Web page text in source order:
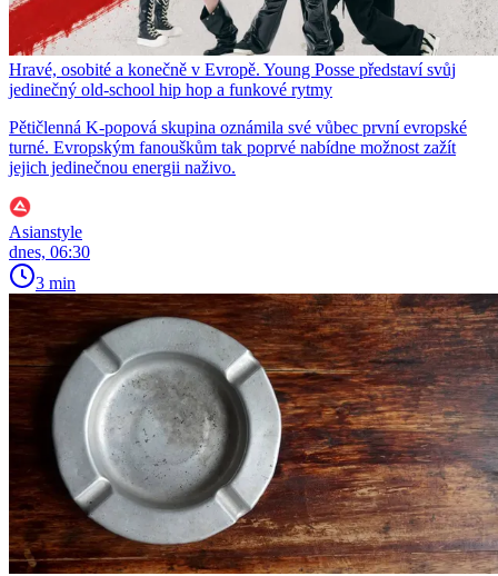
Hravé, osobité a konečně v Evropě. Young Posse představí svůj
jedinečný old-school hip hop a funkové rytmy
Pětičlenná K-popová skupina oznámila své vůbec první evropské
turné. Evropským fanouškům tak poprvé nabídne možnost zažít
jejich jedinečnou energii naživo.
Asianstyle
dnes, 06:30
3 min